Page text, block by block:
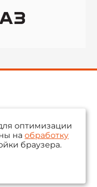
оптимизации
наобработку
браузера.